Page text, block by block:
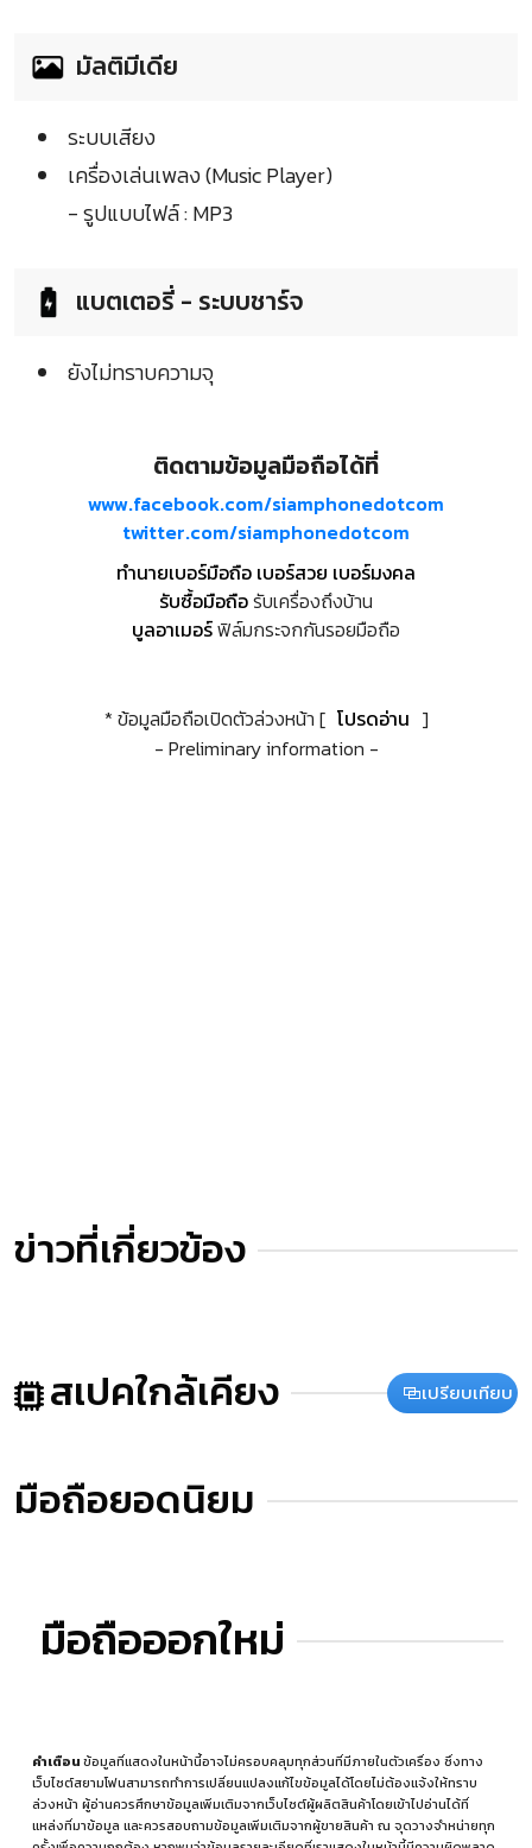
มัลติมีเดีย
ระบบเสียง
เครื่องเล่นเพลง (Music Player)
- รูปแบบไฟล์ : MP3
แบตเตอรี่ - ระบบชาร์จ
ยังไม่ทราบความจุ
ติดตามข้อมูลมือถือได้ที่
www.facebook.com/siamphonedotcom
twitter.com/siamphonedotcom
ทำนายเบอร์มือถือ เบอร์สวย เบอร์มงคล
รับซื้อมือถือรับเครื่องถึงบ้าน
บูลอาเมอร์ฟิล์มกระจกกันรอยมือถือ
* ข้อมูลมือถือเปิดตัวล่วงหน้า [ โปรดอ่าน ]
- Preliminary information -
ข่าวที่เกี่ยวข้อง
สเปคใกล้เคียง เปรียบเทียบ
มือถือยอดนิยม
มือถือออกใหม่
คำเตือนข้อมูลที่แสดงในหน้านี้อาจไม่ครอบคลุมทุกส่วนที่มีภายในตัวเครื่อง ซึ่งทาง
เว็บไซต์สยามโฟนสามารถทำการเปลี่ยนแปลงแก้ไขข้อมูลได้โดยไม่ต้องแจ้งให้ทราบ
ล่วงหน้า ผู้อ่านควรศึกษาข้อมูลเพิ่มเติมจากเว็บไซต์ผู้ผลิตสินค้าโดยเข้าไปอ่านได้ที่
แหล่งที่มาข้อมูล และควรสอบถามข้อมูลเพิ่มเติมจากผู้ขายสินค้า ณ จุดวางจำหน่ายทุก